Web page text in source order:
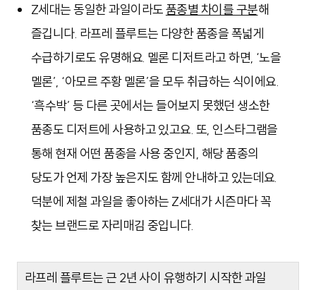
Z세대는 동일한 과일이라도품종별 차이를 구분해
즐깁니다. 라프레 플루트는 다양한 품종을 폭넓게
수급하기로도 유명해요. 멜론 디저트라고 하면, ‘노을
멜론’, ‘아모르 주황 멜론’을 모두 취급하는 식이에요.
‘흑수박’ 등 다른 곳에서는 들어보지 못했던 생소한
품종도 디저트에 사용하고 있고요. 또, 인스타그램을
통해 현재 어떤 품종을 사용 중인지, 해당 품종의
당도가 언제 가장 높은지도 함께 안내하고 있는데요.
덕분에 제철 과일을 좋아하는 Z세대가 시즌마다 꼭
찾는 브랜드로 자리매김 중입니다.
라프레 플루트는 근 2년 사이 유행하기 시작한 과일